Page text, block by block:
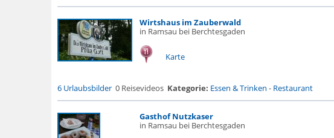
Wirtshaus im Zauberwald
in Ramsau bei Berchtesgaden
Karte
6 Urlaubsbilder 0 Reisevideos Kategorie: Essen & Trinken - Restaurant
Gasthof Nutzkaser
in Ramsau bei Berchtesgaden